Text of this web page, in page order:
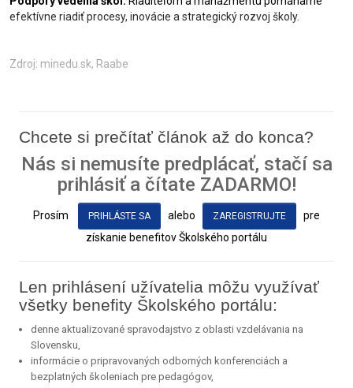
efektívne riadiť procesy, inovácie a strategický rozvoj školy.
Zdroj: minedu.sk, Raabe
Chcete si prečítať článok až do konca?
Nás si nemusíte predplácať, stačí sa
prihlásiť a čítate ZADARMO!
Prosím PRIHLÁSTE SA alebo ZAREGISTRUJTE
pre
získanie benefitov Školského portálu
Len prihlásení užívatelia môžu využívať
všetky benefity Školského portálu:
denne aktualizované spravodajstvo z oblasti vzdelávania na
Slovensku,
informácie o pripravovaných odborných konferenciách a
bezplatných školeniach pre pedagógov,